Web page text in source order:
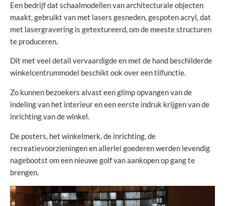
Een bedrijf dat schaalmodellen van architecturale objecten
maakt, gebruikt van met lasers gesneden, gespoten acryl, dat
met lasergravering is getextureerd, om de meeste structuren
te produceren.
Dit met veel detail vervaardigde en met de hand beschilderde
winkelcentrummodel beschikt ook over een tilfunctie.
Zo kunnen bezoekers alvast een glimp opvangen van de
indeling van het interieur en een eerste indruk krijgen van de
inrichting van de winkel.
De posters, het winkelmerk, de inrichting, de
recreatievoorzieningen en allerlei goederen werden levendig
nagebootst om een nieuwe golf van aankopen op gang te
brengen.